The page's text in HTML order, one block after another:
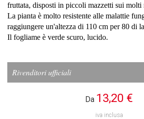
fruttata, disposti in piccoli mazzetti sui molti
La pianta è molto resistente alle malattie
raggiungere un'altezza di 110 cm per 80 di
Il fogliame è verde scuro, lucido.
Rivenditori ufficiali
Da 13,20 €
iva inclusa